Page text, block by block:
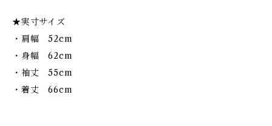
★実寸サイズ
・肩幅 52cm
・身幅 62cm
・袖丈 55cm
・着丈 66cm